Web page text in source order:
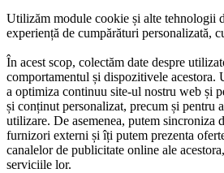
Utilizăm module cookie și alte tehnologii
experiență de cumpărături personalizată,
În acest scop, colectăm date despre
comportamentul și dispozitivele acestora.
a optimiza continuu site-ul nostru web și
și conținut personalizat, precum și pentru
utilizare. De asemenea, putem sincroniza
furnizori externi și îți putem prezenta
canalelor de publicitate online ale
serviciile lor.